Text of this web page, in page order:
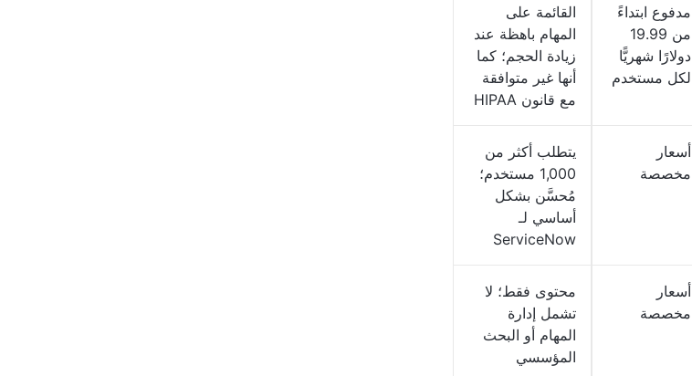
مدفوع ابتداءً
من 19.99
دولارًا شهريًّا
لكل مستخدم
القائمة على
المهام باهظة عند
زيادة الحجم؛ كما
أنها غير متوافقة
مع قانون HIPAA
أسعار
مخصصة
يتطلب أكثر من
1,000 مستخدم؛
مُحسَّن بشكل
أساسي لـ
ServiceNow
أسعار
مخصصة
محتوى فقط؛ لا
تشمل إدارة
المهام أو البحث
المؤسسي